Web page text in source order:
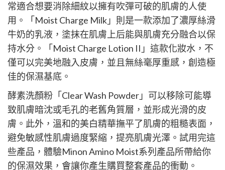
常適合想要消除細紋以擁有吹彈可破的肌膚的人使
用。「Moist Charge Milk」則是一款添加了濃厚絲滑
牛奶的乳液，塗抹在肌膚上后能與肌膚充分融合以保
持水分。「Moist Charge Lotion II」這款化妝水，不
僅可以完美地融入皮膚，並且無絲毫厚重感，創造極
佳的保濕基底。
酵素洗顏粉「Clear Wash Powder」可以移除可能導
致肌膚暗沈或毛孔的老舊角質層，並形成光滑的皮
膚。此外，溫和的美白精華撫平了肌膚的粗糙表面，
避免敏感性肌膚過度緊縮，提亮肌膚光澤。試用完這
些產品，體驗Minon Amino Moist系列產品所帶給你
的保濕效果，會讓你產生購買整套產品的衝動。